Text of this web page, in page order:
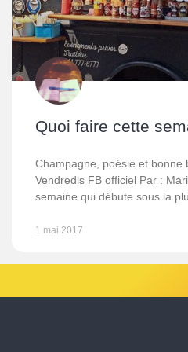
Quoi faire cette
Champagne, poésie et bonne
Vendredis FB officiel Par :
semaine qui débute sous la
1 mai 2017